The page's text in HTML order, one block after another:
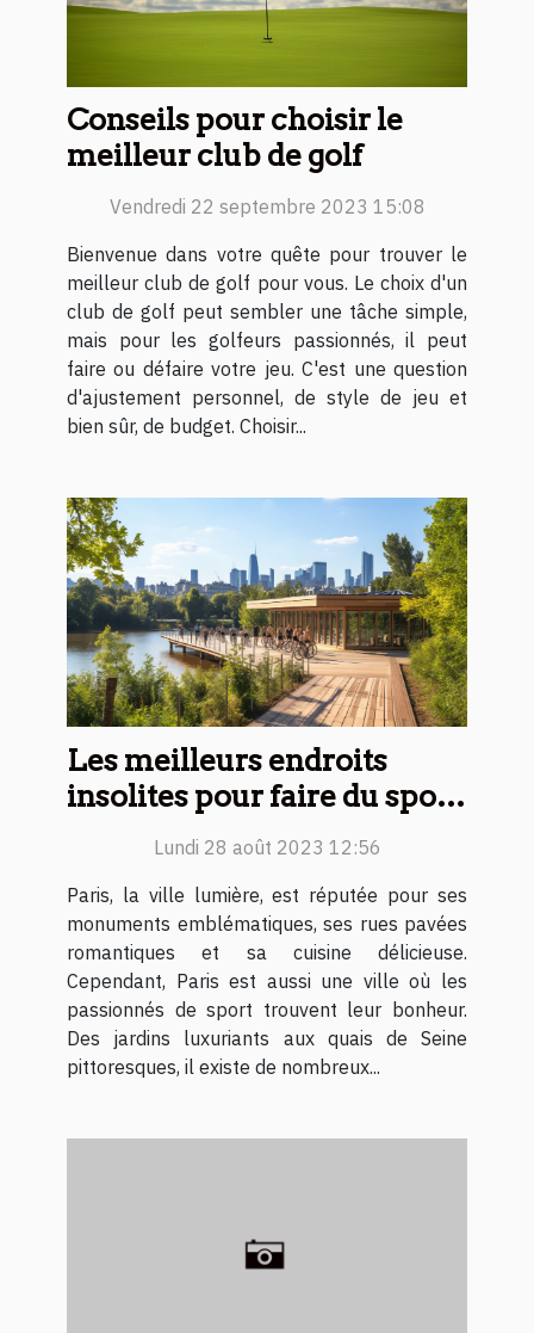
Conseils pour choisir le
meilleur club de golf
Vendredi 22 septembre 2023 15:08
Bienvenue dans votre quête pour trouver le
meilleur club de golf pour vous. Le choix d'un
club de golf peut sembler une tâche simple,
mais pour les golfeurs passionnés, il peut
faire ou défaire votre jeu. C'est une question
d'ajustement personnel, de style de jeu et
bien sûr, de budget. Choisir...
Les meilleurs endroits
insolites pour faire du sport
à ParisLundi 28 août 2023 12:56
Paris, la ville lumière, est réputée pour ses
monuments emblématiques, ses rues pavées
romantiques et sa cuisine délicieuse.
Cependant, Paris est aussi une ville où les
passionnés de sport trouvent leur bonheur.
Des jardins luxuriants aux quais de Seine
pittoresques, il existe de nombreux...